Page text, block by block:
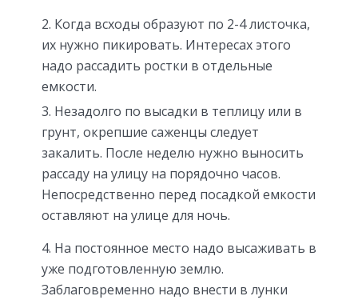
Когда всходы образуют по 2-4 листочка,
их нужно пикировать. Интересах этого
надо рассадить ростки в отдельные
емкости.
Незадолго по высадки в теплицу или в
грунт, окрепшие саженцы следует
закалить. После неделю нужно выносить
рассаду на улицу на порядочно часов.
Непосредственно перед посадкой емкости
оставляют на улице для ночь.
На постоянное место надо высаживать в
уже подготовленную землю.
Заблаговременно надо внести в лунки